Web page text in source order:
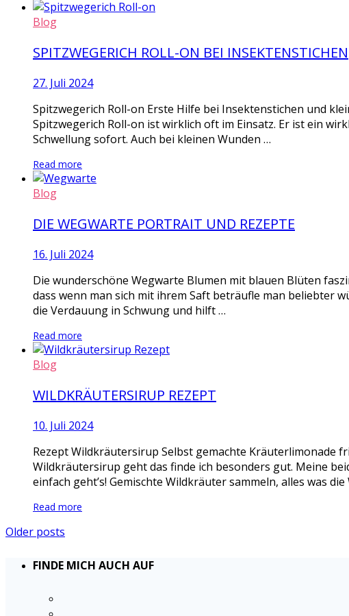
Blog
SPITZWEGERICH ROLL-ON BEI INSEKTENSTICHEN
27. Juli 2024
Spitzwegerich Roll-on Erste Hilfe bei Insektenstichen und
Spitzwegerich Roll-on ist wirklich oft im Einsatz. Er ist ein
Schwellung sofort. Auch bei kleinen Wunden …
Read more
Blog
DIE WEGWARTE PORTRAIT UND REZEPTE
16. Juli 2024
Die wunderschöne Wegwarte Blumen mit blauen Blüten
dass wenn man sich mit ihrem Saft beträufle man beliebter
die Verdauung in Schwung und hilft …
Read more
Blog
WILDKRÄUTERSIRUP REZEPT
10. Juli 2024
Rezept Wildkräutersirup Selbst gemachte Kräuterlimonade
Wildkräutersirup geht das finde ich besonders gut. Meine
einfach geht’s! Gemischte Wildkräuter sammeln, alles was
Read more
Older posts
FINDE MICH AUCH AUF